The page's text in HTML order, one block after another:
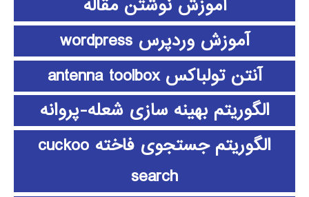
آموزش نوشتن مقاله
آموزش وردپرس wordpress
آنتن تولباکس antenna toolbox
الگوریتم بهینه سازی شعله-پروانه
الگوریتم جستجوی فاخته cuckoo
search